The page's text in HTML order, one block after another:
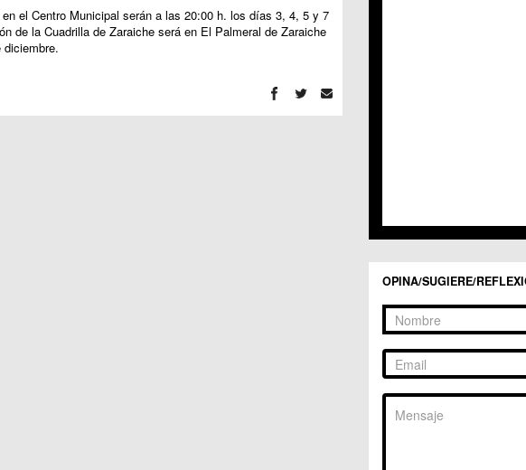
el Centro Municipal serán a las 20:00 h. los días 3, 4, 5 y 7
de la Cuadrilla de Zaraiche será en El Palmeral de Zaraiche
C.C. Zarandona
OPINA/SUGIERE/